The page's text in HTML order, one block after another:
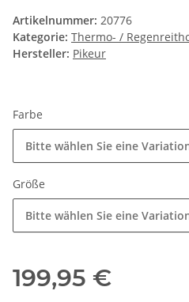
Artikelnummer: 20776
Kategorie: Thermo- /
Hersteller: Pikeur
Farbe
Bitte wählen Sie eine
Größe
Bitte wählen Sie eine
199,95 €